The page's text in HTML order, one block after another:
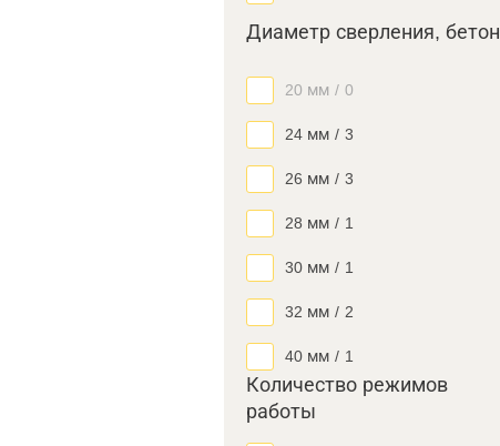
Диаметр сверления, бетон
20 мм / 0
24 мм / 3
26 мм / 3
28 мм / 1
30 мм / 1
32 мм / 2
40 мм / 1
Количество режимов
работы